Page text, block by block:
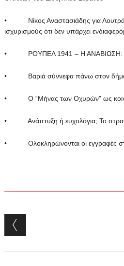
• Νίκος Αναστασιάδης για Λουτρά
ισχυρισμούς ότι δεν υπάρχει
• ΡΟΥΠΕΛ 1941 – Η ΑΝΑΒΙΩΣΗ:
• Βαριά σύννεφα πάνω στον δήμο
• Ο “Μήνας των Οχυρών” ως κοινή
• Ανάπτυξη ή ευχολόγια; Το
• Ολοκληρώνονται οι εγγραφές
Post navigation